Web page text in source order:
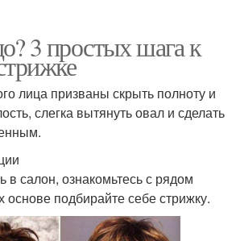
3 простых шага к
лица призваны скрыть полноту и
слегка вытянуть овал и сделать
салон, ознакомьтесь с рядом
основе подбирайте себе стрижку.